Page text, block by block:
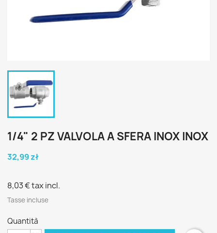
1/4" 2 PZ VALVOLA A SFERA INOX INOX
32,99 zł
8,03 €tax incl.
Tasse incluse
Quantità